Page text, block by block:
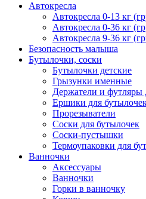
Автокресла
Автокресла 0-13 кг
Автокресла 0-36 кг
Автокресла 9-36 кг
Безопасность малыша
Бутылочки, соски
Бутылочки детские
Грызунки именные
Держатели и футляры
Ершики для
Прорезыватели
Соски для бутылочек
Соски-пустышки
Термоупаковки для
Ванночки
Аксессуары
Ванночки
Горки в ванночку